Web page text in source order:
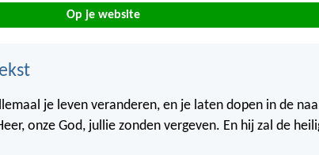
Op je website
je leven veranderen, en je laten dopen in de
onze God, jullie zonden vergeven. En hij zal de